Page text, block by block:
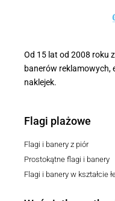
Od 15 lat od 2008 roku
banerów reklamowych,
naklejek.
Flagi plażowe
Flagi i banery z piór
Prostokątne flagi i banery
Flagi i banery w kształcie